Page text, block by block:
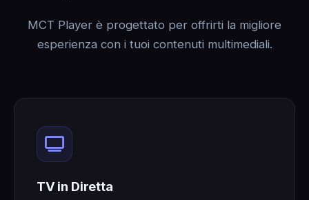
MCT Player è progettato per offrirti la migliore
esperienza con i tuoi contenuti multimediali.
TV in Diretta